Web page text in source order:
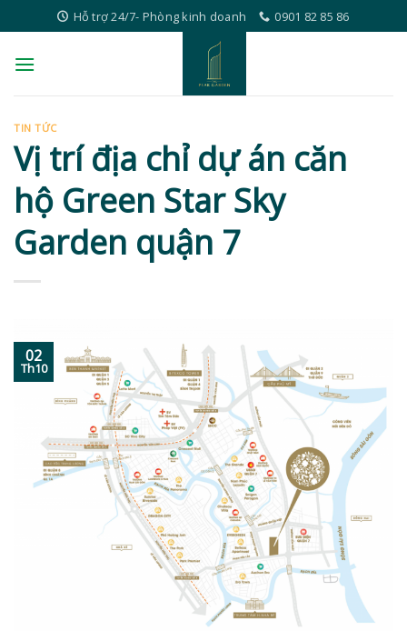
to
content
Hỗ trợ 24/7- Phòng kinh doanh 0901 82 85 86
TIN TỨC
Vị trí địa chỉ dự án căn
hộ Green Star Sky
Garden quận 7
02
Th10